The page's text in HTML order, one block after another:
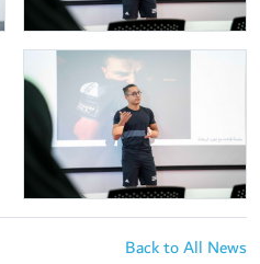
Back to All News